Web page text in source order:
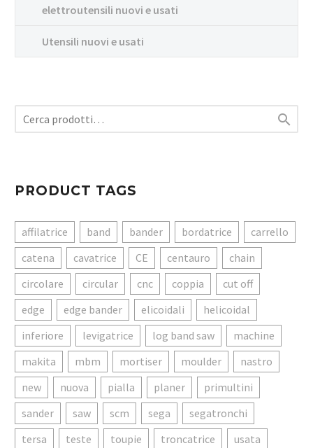
elettroutensili nuovi e usati
Utensili nuovi e usati

PRODUCT TAGS
affilatrice band bander bordatrice
carrello
catena
cavatrice CE centauro
chain
circolare
circular cnc coppia
cut off
edge
edge bander elicoidali
helicoidal
inferiore
levigatrice log band saw
machine
makita
mbm mortiser moulder
nastro
new
nuova pialla planer
primultini
sander
saw scm sega
segatronchi
tersa
teste toupie troncatrice
usata